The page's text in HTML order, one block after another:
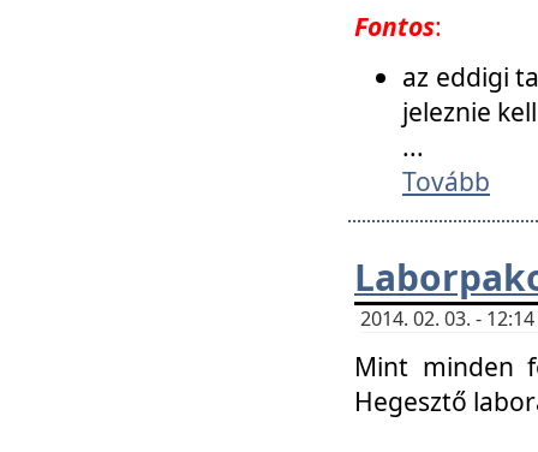
Fontos:
az eddigi
jeleznie
...
Tovább
2014. 02. 03. -
Mint minden
Hegesztő